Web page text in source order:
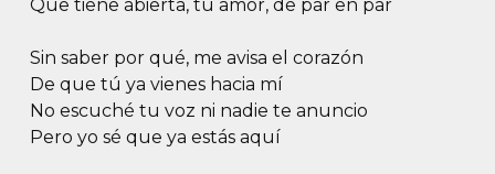
Que tiene abierta, tu amor, de par en par
Sin saber por qué, me avisa el corazón
De que tú ya vienes hacia mí
No escuché tu voz ni nadie te anuncio
Pero yo sé que ya estás aquí